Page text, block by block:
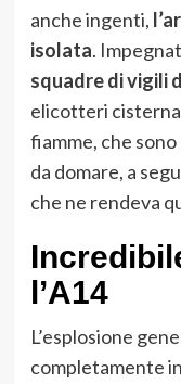
anche ingenti,
isolata.
squadre di vigili
elicotteri
fiamme, che
da domare, a
che ne rendeva
l’A14
L’esplosione
completamente